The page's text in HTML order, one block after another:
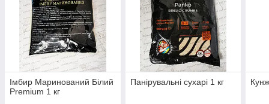
Імбир Маринований Білий
Premium 1 кг
Панірувальні сухарі 1 кг